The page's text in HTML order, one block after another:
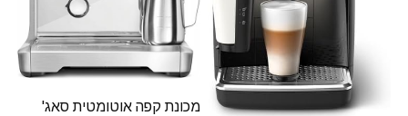
מכונת קפה אוטומטית סאג'